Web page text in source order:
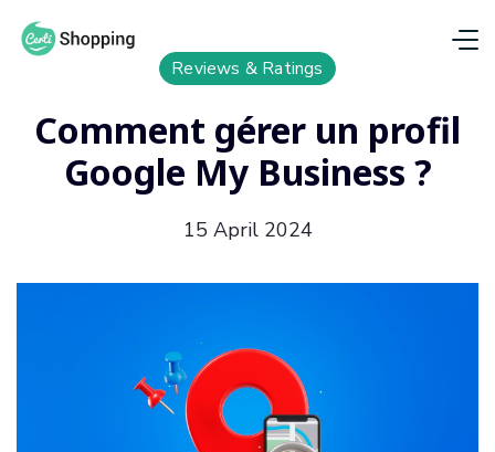
Reviews & Ratings
Comment gérer un profil
Google My Business ?
15 April 2024